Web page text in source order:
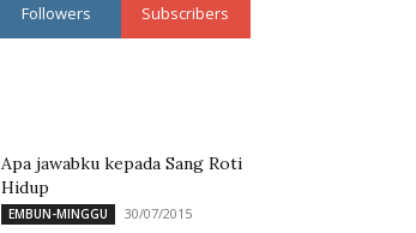
Followers Subscribers
Apa jawabku kepada Sang Roti
Hidup
EMBUN-MINGGU 30/07/2015